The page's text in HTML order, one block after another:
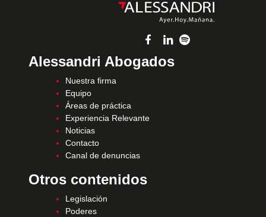
Alessandri Abogados
Nuestra firma
Equipo
Áreas de práctica
Experiencia Relevante
Noticias
Contacto
Canal de denuncias
Otros contenidos
Legislación
Poderes